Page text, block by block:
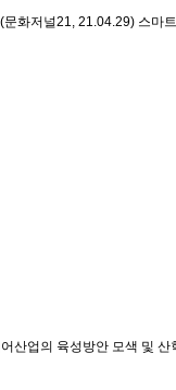
문화저널21, 21.04.29) 스마
산업의 육성방안 모색 및